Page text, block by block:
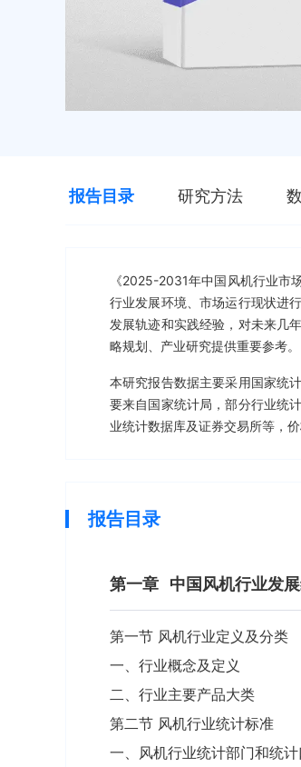
报告目录 研究方法
《2025-2031年中国风机行业市
行业发展环境、市场运行现状进
发展轨迹和实践经验，对未来几
略规划、产业研究提供重要参考。
本研究报告数据主要采用国家统
要来自国家统计局，部分行业统
业统计数据库及证券交易所等，
报告目录
第一章 中国风机行业发
第一节 风机行业定义及分类
一、行业概念及定义
二、行业主要产品大类
第二节 风机行业统计标准
一、风机行业统计部门和统